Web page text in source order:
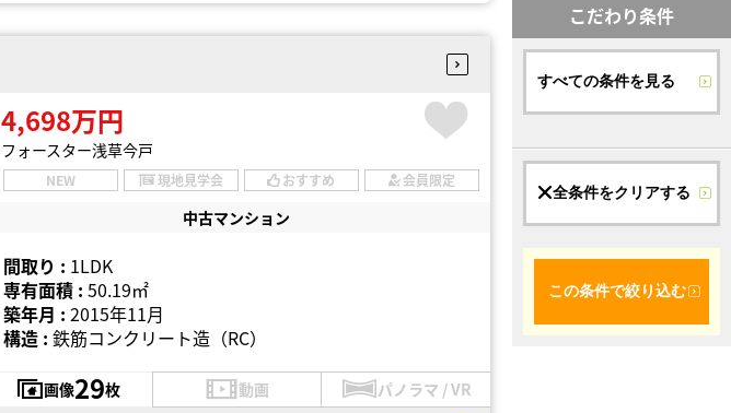
4,698万円
フォースター浅草今戸
NEW 現地見学会 おすすめ 会員限定
中古マンション
間取り : 1LDK
専有面積 : 50.19㎡
築年月 : 2015年11月
構造 : 鉄筋コンクリート造（RC）
画像29枚 動画 パノラマ / VR
こだわり条件
すべての条件を見る
全条件をクリアする
この条件で絞り込む